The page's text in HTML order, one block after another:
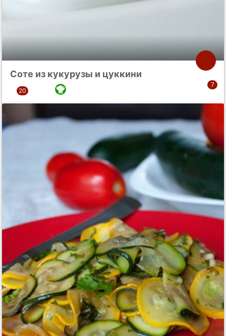
Соте из кукурузы и цуккини